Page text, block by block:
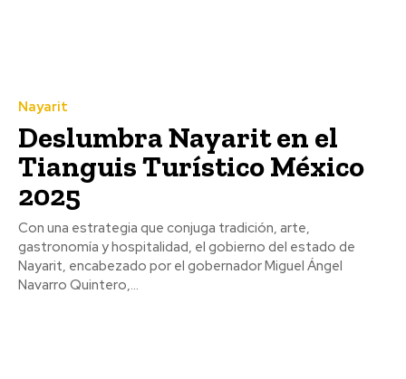
Nayarit
Deslumbra Nayarit en el
Tianguis Turístico México
2025
Con una estrategia que conjuga tradición, arte,
gastronomía y hospitalidad, el gobierno del estado de
Nayarit, encabezado por el gobernador Miguel Ángel
Navarro Quintero,...